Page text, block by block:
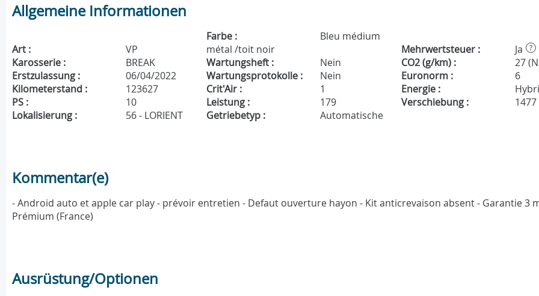
Allgemeine Informationen
Art : VP
Farbe :
Bleu médium
métal /toit noir
Mehrwertsteuer : Ja ?
Karosserie : BREAK Wartungsheft : Nein CO2 (g/km) :
27
Erstzulassung :
06/04/2022 Wartungsprotokolle : Nein Euronorm :
6
Kilometerstand :
123627 Crit'Air : 1 Energie :
PS :
10 Leistung : 179 Verschiebung :
1477
Lokalisierung :
56 - LORIENT Getriebetyp : Automatische
Kommentar(e)
- Android auto et apple car play - prévoir entretien - Defaut ouverture hayon - Kit anticrevaison absent - Garantie 3
Prémium (France)
Ausrüstung/Optionen